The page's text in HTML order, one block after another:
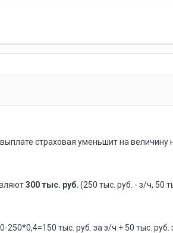
страховая уменьшит на величину
300 тыс. руб. (250 тыс. руб. - з/ч, 50
тыс. руб. за з/ч + 50 тыс. руб.